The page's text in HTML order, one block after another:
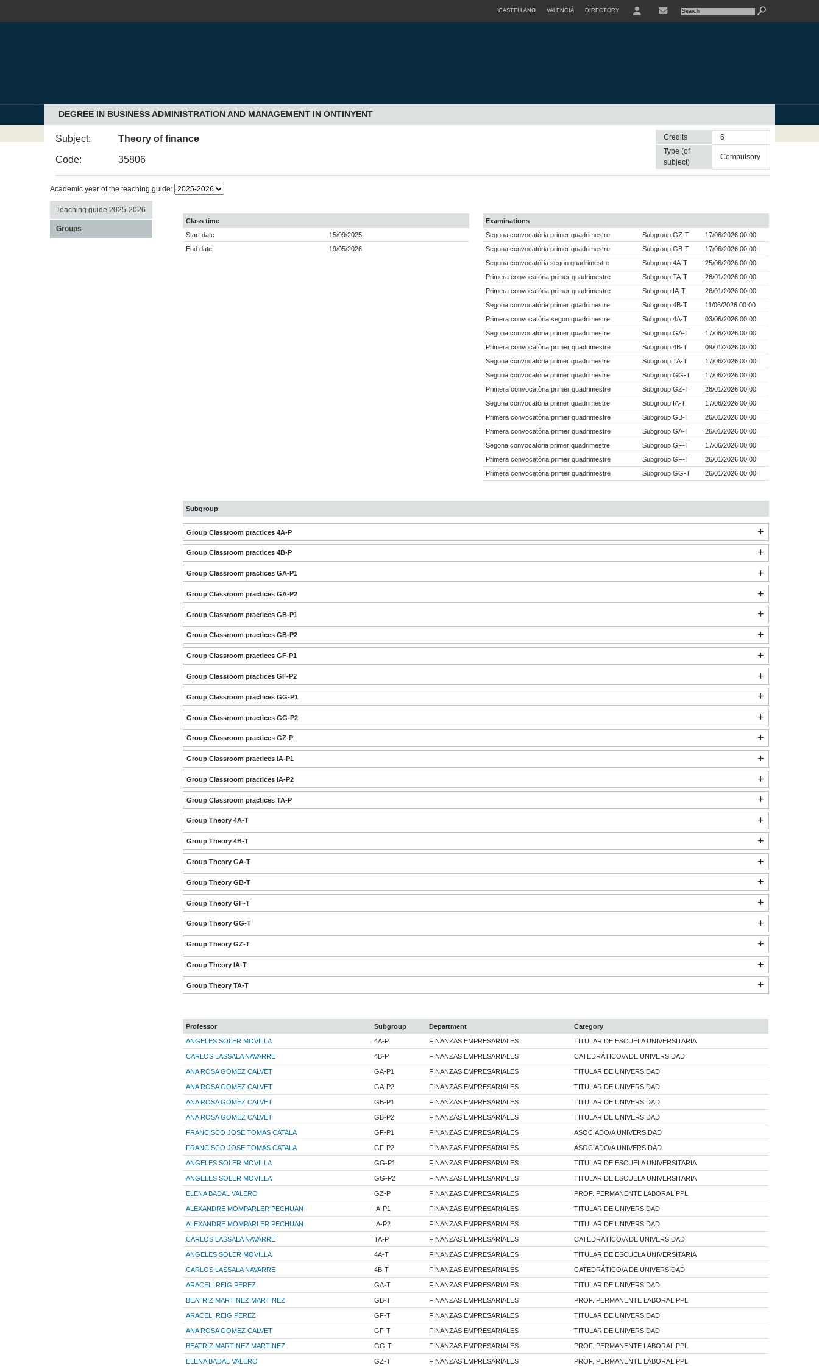
CASTELLANO VALENCIÀ DIRECTORY
DEGREE IN BUSINESS ADMINISTRATION AND MANAGEMENT IN ONTINYENT
Subject:
Theory of finance
Code:
35806
Credits
6
Type (of
subject)
compulsory
Academic year of the teaching guide:
Teaching guide 2025-2026
Groups
Class time
Start date
15/09/2025
End date
19/05/2026
Examinations
Segona convocatòria primer quadrimestre
Subgroup GZ-T
17/06/2026 00:00
Segona convocatòria primer quadrimestre
Subgroup GB-T
17/06/2026 00:00
Segona convocatòria segon quadrimestre
Subgroup 4A-T
25/06/2026 00:00
Primera convocatòria primer quadrimestre
Subgroup TA-T
26/01/2026 00:00
Primera convocatòria primer quadrimestre
Subgroup IA-T
26/01/2026 00:00
Segona convocatòria primer quadrimestre
Subgroup 4B-T
11/06/2026 00:00
Primera convocatòria segon quadrimestre
Subgroup 4A-T
03/06/2026 00:00
Segona convocatòria primer quadrimestre
Subgroup GA-T
17/06/2026 00:00
Primera convocatòria primer quadrimestre
Subgroup 4B-T
09/01/2026 00:00
Segona convocatòria primer quadrimestre
Subgroup TA-T
17/06/2026 00:00
Segona convocatòria primer quadrimestre
Subgroup GG-T
17/06/2026 00:00
Primera convocatòria primer quadrimestre
Subgroup GZ-T
26/01/2026 00:00
Segona convocatòria primer quadrimestre
Subgroup IA-T
17/06/2026 00:00
Primera convocatòria primer quadrimestre
Subgroup GB-T
26/01/2026 00:00
Primera convocatòria primer quadrimestre
Subgroup GA-T
26/01/2026 00:00
Segona convocatòria primer quadrimestre
Subgroup GF-T
17/06/2026 00:00
Primera convocatòria primer quadrimestre
Subgroup GF-T
26/01/2026 00:00
Primera convocatòria primer quadrimestre
Subgroup GG-T 26/01/2026 00:00
Subgroup
Group Classroom practices 4A-P
Group Classroom practices 4B-P
Group Classroom practices GA-P1
Group Classroom practices GA-P2
Group Classroom practices GB-P1
Group Classroom practices GB-P2
Group Classroom practices GF-P1
Group Classroom practices GF-P2
Group Classroom practices GG-P1
Group Classroom practices GG-P2
Group Classroom practices GZ-P
Group Classroom practices IA-P1
Group Classroom practices IA-P2
Group Classroom practices TA-P
Group Theory 4A-T
Group Theory 4B-T
Group Theory GA-T
Group Theory GB-T
Group Theory GF-T
Group Theory GG-T
Group Theory GZ-T
Group Theory IA-T
Group Theory TA-T
Professor Subgroup Department
Category
ANGELES SOLER MOVILLA
4A-P FINANZAS EMPRESARIALES TITULAR DE ESCUELA UNIVERSITARIA
CARLOS LASSALA NAVARRE 4B-P FINANZAS EMPRESARIALES CATEDRÁTICO/A DE UNIVERSIDAD
ANA ROSA GOMEZ CALVET GA-P1 FINANZAS EMPRESARIALES TITULAR DE UNIVERSIDAD
ANA ROSA GOMEZ CALVET GA-P2 FINANZAS EMPRESARIALES TITULAR DE UNIVERSIDAD
ANA ROSA GOMEZ CALVET GB-P1 FINANZAS EMPRESARIALES TITULAR DE UNIVERSIDAD
ANA ROSA GOMEZ CALVET GB-P2 FINANZAS EMPRESARIALES TITULAR DE UNIVERSIDAD
FRANCISCO JOSE TOMAS CATALA GF-P1 FINANZAS EMPRESARIALES ASOCIADO/A UNIVERSIDAD
FRANCISCO JOSE TOMAS CATALA GF-P2 FINANZAS EMPRESARIALES ASOCIADO/A UNIVERSIDAD
ANGELES SOLER MOVILLA GG-P1 FINANZAS EMPRESARIALES TITULAR DE ESCUELA UNIVERSITARIA
ANGELES SOLER MOVILLA GG-P2 FINANZAS EMPRESARIALES TITULAR DE ESCUELA UNIVERSITARIA
ELENA BADAL VALERO GZ-P FINANZAS EMPRESARIALES PROF. PERMANENTE LABORAL PPL
ALEXANDRE MOMPARLER PECHUAN IA-P1 FINANZAS EMPRESARIALES TITULAR DE UNIVERSIDAD
ALEXANDRE MOMPARLER PECHUAN IA-P2 FINANZAS EMPRESARIALES TITULAR DE UNIVERSIDAD
CARLOS LASSALA NAVARRE TA-P FINANZAS EMPRESARIALES CATEDRÁTICO/A DE UNIVERSIDAD
ANGELES SOLER MOVILLA 4A-T FINANZAS EMPRESARIALES TITULAR DE ESCUELA UNIVERSITARIA
CARLOS LASSALA NAVARRE 4B-T FINANZAS EMPRESARIALES CATEDRÁTICO/A DE UNIVERSIDAD
ARACELI REIG PEREZ GA-T FINANZAS EMPRESARIALES TITULAR DE UNIVERSIDAD
BEATRIZ MARTINEZ MARTINEZ GB-T FINANZAS EMPRESARIALES PROF. PERMANENTE LABORAL PPL
ARACELI REIG PEREZ GF-T FINANZAS EMPRESARIALES TITULAR DE UNIVERSIDAD
ANA ROSA GOMEZ CALVET GF-T FINANZAS EMPRESARIALES TITULAR DE UNIVERSIDAD
BEATRIZ MARTINEZ MARTINEZ GG-T FINANZAS EMPRESARIALES PROF. PERMANENTE LABORAL PPL
ELENA BADAL VALERO GZ-T FINANZAS EMPRESARIALES PROF. PERMANENTE LABORAL PPL